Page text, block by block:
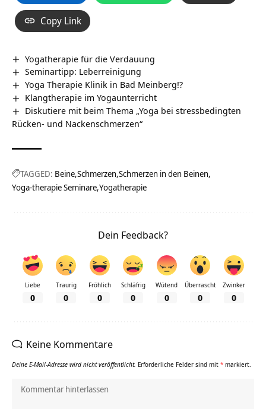
Copy Link
Yogatherapie für die Verdauung
Seminartipp: Leberreinigung
Yoga Therapie Klinik in Bad Meinberg!?
Klangtherapie im Yogaunterricht
Diskutiere mit beim Thema „Yoga bei stressbedingten
Rücken- und Nackenschmerzen“
TAGGED: Beine Schmerzen Schmerzen in den Beinen
Yoga-therapie Seminare Yogatherapie
Dein Feedback?
Liebe
0
Traurig
0
Fröhlich
0
Schläfrig
0
Wütend
0
Überrascht
0
Zwinker
0
Keine Kommentare
Deine E-Mail-Adresse wird nicht veröffentlicht. Erforderliche Felder sind mit * markiert.